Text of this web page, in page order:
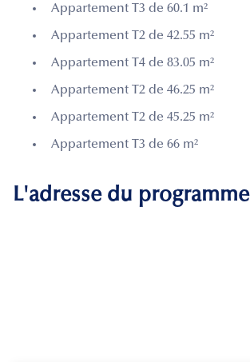
Appartement T3 de 60.1 m²
Appartement T2 de 42.55 m²
Appartement T4 de 83.05 m²
Appartement T2 de 46.25 m²
Appartement T2 de 45.25 m²
Appartement T3 de 66 m²
L'adresse du programme